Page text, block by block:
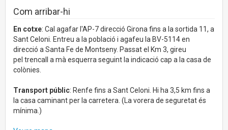
Com arribar-hi
En cotxe: Cal agafar l'AP-7 direcció Girona fins a la sortida 11, a
Sant Celoni. Entreu a la població i agafeu la BV-5114 en
direcció a Santa Fe de Montseny. Passat el Km 3, gireu
pel trencall a mà esquerra seguint la indicació cap a la casa de
colònies.
Transport públic: Renfe fins a Sant Celoni. Hi ha 3,5 km fins a
la casa caminant per la carretera. (La vorera de seguretat és
mínima.)